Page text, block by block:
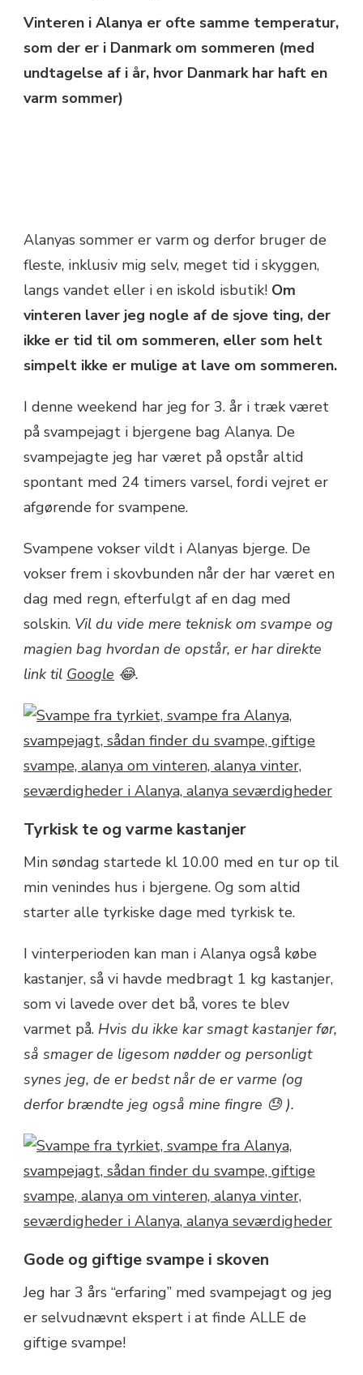
Vinteren i Alanya er ofte samme temperatur,
som der er i Danmark om sommeren (med
undtagelse af i år, hvor Danmark har haft en
varm sommer)
Alanyas sommer er varm og derfor bruger de
fleste, inklusiv mig selv, meget tid i skyggen,
langs vandet eller i en iskold isbutik! Om
vinteren laver jeg nogle af de sjove ting, der
ikke er tid til om sommeren, eller som helt
simpelt ikke er mulige at lave om sommeren.
I denne weekend har jeg for 3. år i træk været
på svampejagt i bjergene bag Alanya. De
svampejagte jeg har været på opstår altid
spontant med 24 timers varsel, fordi vejret er
afgørende for svampene.
Svampene vokser vildt i Alanyas bjerge. De
vokser frem i skovbunden når der har været en
dag med regn, efterfulgt af en dag med
solskin. Vil du vide mere teknisk om svampe og
magien bag hvordan de opstår, er har direkte
link til Google 😂.
Tyrkisk te og varme kastanjer
Min søndag startede kl 10.00 med en tur op til
min venindes hus i bjergene. Og som altid
starter alle tyrkiske dage med tyrkisk te.
I vinterperioden kan man i Alanya også købe
kastanjer, så vi havde medbragt 1 kg kastanjer,
som vi lavede over det bå, vores te blev
varmet på. Hvis du ikke kar smagt kastanjer før,
så smager de ligesom nødder og personligt
synes jeg, de er bedst når de er varme (og
derfor brændte jeg også mine fingre 😓 ).
Gode og giftige svampe i skoven
Jeg har 3 års “erfaring” med svampejagt og jeg
er selvudnævnt ekspert i at finde ALLE de
giftige svampe!